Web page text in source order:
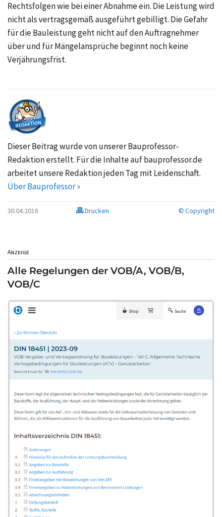
Rechtsfolgen wie bei einer Abnahme ein. Die Leistung wird
nicht als vertragsgemäß ausgeführt gebilligt. Die Gefahr
für die Bauleistung geht nicht auf den Auftragnehmer
über und für Mängelansprüche beginnt noch keine
Verjährungsfrist.
Dieser Beitrag wurde von unserer Bauprofessor-
Redaktion erstellt. Für die Inhalte auf bauprofessor.de
arbeitet unsere Redaktion jeden Tag mit Leidenschaft.
Über Bauprofessor »
30.04.2016 Drucken © Copyright
Anzeige
Alle Regelungen der VOB/A, VOB/B,
VOB/C